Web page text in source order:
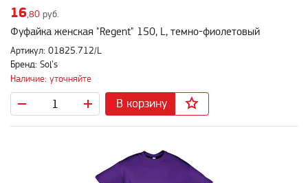
16 ,80 руб.
Фуфайка женская "Regent" 150, L, темно-фиолетовый
Артикул: 01825.712/L
Бренд: Sol's
Наличие: уточняйте
В корзину